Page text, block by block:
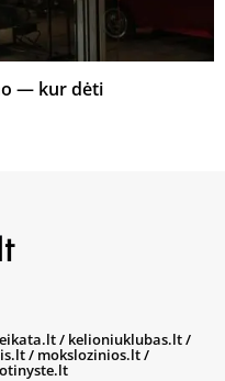
— kur dėti
/ kelioniuklubas.lt/
/ mokslozinios.lt/